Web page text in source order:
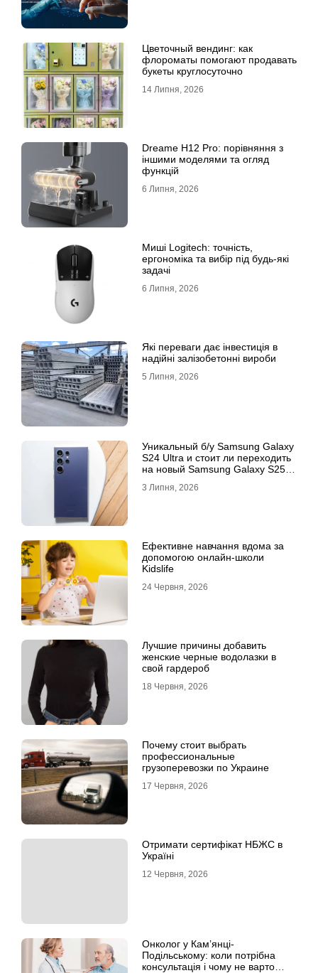
Цветочный вендинг: как
флороматы помогают продавать
букеты круглосуточно
14 Липня, 2026
Dreame H12 Pro: порівняння з
іншими моделями та огляд
функцій
6 Липня, 2026
Миші Logitech: точність,
ергономіка та вибір під будь-які
задачі
6 Липня, 2026
Які переваги дає інвестиція в
надійні залізобетонні вироби
5 Липня, 2026
Уникальный б/у Samsung Galaxy
S24 Ultra и стоит ли переходить
на новый Samsung Galaxy S25
3 Липня, 2026
Ефективне навчання вдома за
допомогою онлайн-школи
Kidslife
24 Червня, 2026
Лучшие причины добавить
женские черные водолазки в
свой гардероб
18 Червня, 2026
Почему стоит выбрать
профессиональные
грузоперевозки по Украине
17 Червня, 2026
Отримати сертифікат НБЖС в
Україні
12 Червня, 2026
Онколог у Кам’янці-
Подільському: коли потрібна
консультація і чому не варто